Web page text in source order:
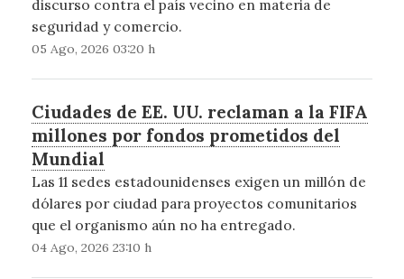
discurso contra el país vecino en materia de
seguridad y comercio.
05 Ago, 2026 03:20 h
Ciudades de EE. UU. reclaman a la FIFA
millones por fondos prometidos del
Mundial
Las 11 sedes estadounidenses exigen un millón de
dólares por ciudad para proyectos comunitarios
que el organismo aún no ha entregado.
04 Ago, 2026 23:10 h